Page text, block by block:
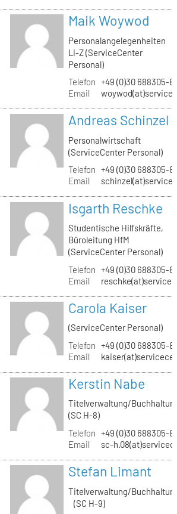
Maik Woywod
Personalangelegenheiten
Li-Z (ServiceCenter
Personal)
Telefon +49 (0)30 688305-
Email
Andreas Schinzel
Personalwirtschaft
(ServiceCenter Personal)
Telefon +49 (0)30 688305-
Email
Isgarth Reschke
Studentische Hilfskräfte,
Büroleitung HfM
(ServiceCenter Personal)
Telefon +49 (0)30 688305-
Email
Carola Kaiser
(ServiceCenter Personal)
Telefon +49 (0)30 688305-
Email
Kerstin Nabe
Titelverwaltung/
(SC H-8)
Telefon +49 (0)30 688305-
Email
sc-
Stefan Limant
Titelverwaltung/
(SC H-9)